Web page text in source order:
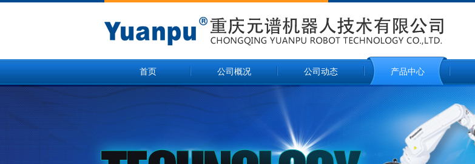
首页 公司概况 公司动态 产品中心